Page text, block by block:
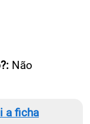
Não
a ficha